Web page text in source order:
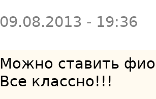
09.08.2013 - 19:36
Можно ставить
Все классно!!!